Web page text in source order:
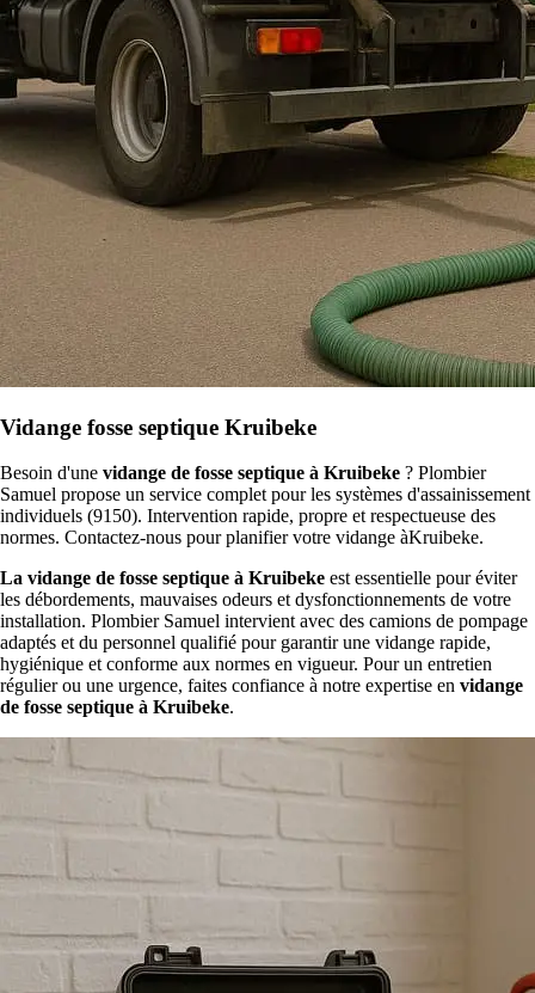
Vidange fosse septique Kruibeke
Besoin d'une vidange de fosse septique à Kruibeke ? Plombier
Samuel propose un service complet pour les systèmes d'assainissement
individuels (9150). Intervention rapide, propre et respectueuse des
normes. Contactez-nous pour planifier votre vidange àKruibeke.
La vidange de fosse septique à Kruibeke est essentielle pour éviter
les débordements, mauvaises odeurs et dysfonctionnements de votre
installation. Plombier Samuel intervient avec des camions de pompage
adaptés et du personnel qualifié pour garantir une vidange rapide,
hygiénique et conforme aux normes en vigueur. Pour un entretien
régulier ou une urgence, faites confiance à notre expertise en vidange
de fosse septique à Kruibeke.